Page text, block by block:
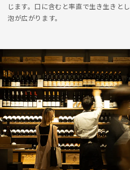
じます。口に含むと率直で生き生きと
泡が広がります。